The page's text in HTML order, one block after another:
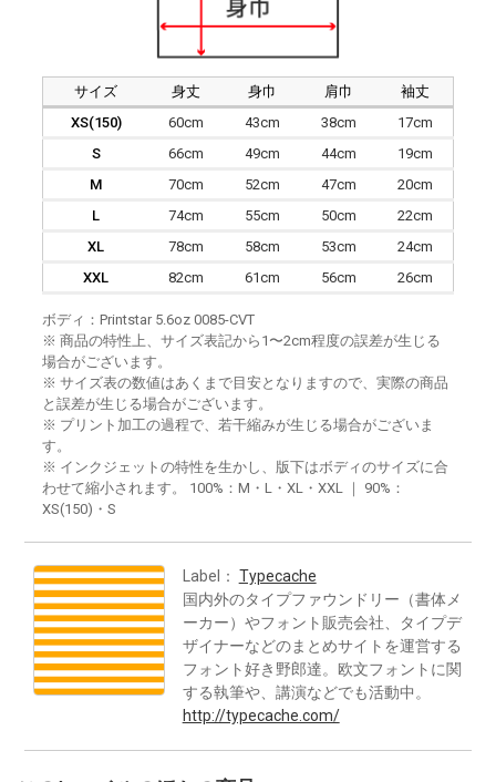
サイズ 身丈 身巾 肩巾
袖丈
XS(150)
60cm 43cm 38cm
17cm
S
66cm 49cm 44cm
19cm
M
70cm 52cm 47cm
20cm
L
74cm 55cm 50cm
22cm
XL
78cm 58cm 53cm
24cm
XXL
82cm 61cm 56cm 26cm
ボディ：Printstar 5.6oz 0085-CVT
※ 商品の特性上、サイズ表記から1〜2cm程度の誤差が生じる
場合がございます。
※ サイズ表の数値はあくまで目安となりますので、実際の商品
と誤差が生じる場合がございます。
※ プリント加工の過程で、若干縮みが生じる場合がございま
す。
※ インクジェットの特性を生かし、版下はボディのサイズに合
わせて縮小されます。 100%：M・L・XL・XXL ｜ 90%：
XS(150)・S
Label： Typecache
国内外のタイプファウンドリー（書体メ
ーカー）やフォント販売会社、タイプデ
ザイナーなどのまとめサイトを運営する
フォント好き野郎達。欧文フォントに関
する執筆や、講演などでも活動中。
http://typecache.com/